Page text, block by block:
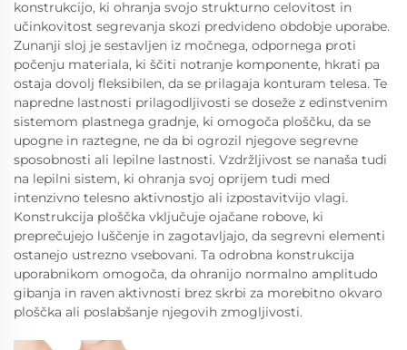
konstrukcijo, ki ohranja svojo strukturno celovitost in
učinkovitost segrevanja skozi predvideno obdobje uporabe.
Zunanji sloj je sestavljen iz močnega, odpornega proti
počenju materiala, ki ščiti notranje komponente, hkrati pa
ostaja dovolj fleksibilen, da se prilagaja konturam telesa. Te
napredne lastnosti prilagodljivosti se doseže z edinstvenim
sistemom plastnega gradnje, ki omogoča ploščku, da se
upogne in raztegne, ne da bi ogrozil njegove segrevne
sposobnosti ali lepilne lastnosti. Vzdržljivost se nanaša tudi
na lepilni sistem, ki ohranja svoj oprijem tudi med
intenzivno telesno aktivnostjo ali izpostavitvijo vlagi.
Konstrukcija ploščka vključuje ojačane robove, ki
preprečujejo luščenje in zagotavljajo, da segrevni elementi
ostanejo ustrezno vsebovani. Ta odrobna konstrukcija
uporabnikom omogoča, da ohranijo normalno amplitudo
gibanja in raven aktivnosti brez skrbi za morebitno okvaro
ploščka ali poslabšanje njegovih zmogljivosti.